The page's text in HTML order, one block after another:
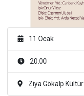
11 Ocak
20:00
Ziya Gökalp